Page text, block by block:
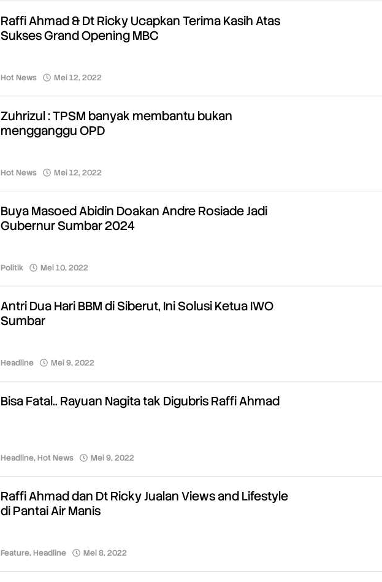
Raffi Ahmad & Dt Ricky Ucapkan Terima Kasih Atas
Sukses Grand Opening MBC
Hot News Mei 12, 2022
Zuhrizul : TPSM banyak membantu bukan
mengganggu OPD
Hot News Mei 12, 2022
Buya Masoed Abidin Doakan Andre Rosiade Jadi
Gubernur Sumbar 2024
Politik Mei 10, 2022
Antri Dua Hari BBM di Siberut, Ini Solusi Ketua IWO
Sumbar
Headline Mei 9, 2022
Bisa Fatal.. Rayuan Nagita tak Digubris Raffi Ahmad
Headline,Hot News Mei 9, 2022
Raffi Ahmad dan Dt Ricky Jualan Views and Lifestyle
di Pantai Air Manis
Feature,Headline Mei 8, 2022